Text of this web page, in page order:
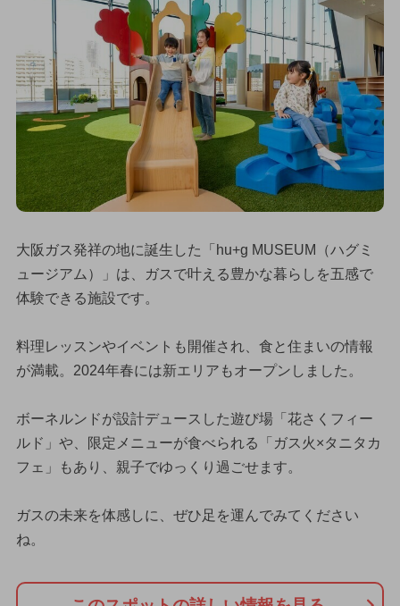
大阪ガス発祥の地に誕生した「hu+g MUSEUM（ハグミ
ュージアム）」は、ガスで叶える豊かな暮らしを五感で
体験できる施設です。
料理レッスンやイベントも開催され、食と住まいの情報
が満載。2024年春には新エリアもオープンしました。
ボーネルンドが設計デュースした遊び場「花さくフィー
ルド」や、限定メニューが食べられる「ガス火×タニタカ
フェ」もあり、親子でゆっくり過ごせます。
ガスの未来を体感しに、ぜひ足を運んでみてください
ね。